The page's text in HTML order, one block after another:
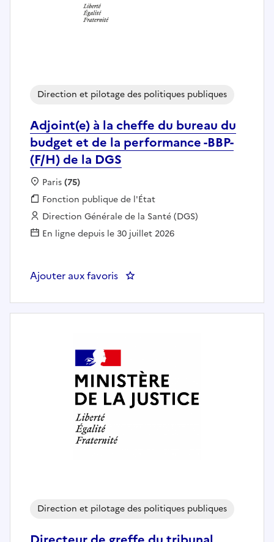
Adjoint(e) à la cheffe du bureau du
budget et de la performance -BBP-
(F/H) de la DGS
Direction et pilotage des politiques publiques
Localisation :
Paris(75)
Fonction publique :
Fonction publique de l'État
Employeur :
Direction Générale de la Santé (DGS)
En ligne depuis le 30 juillet 2026
Ajouter aux favoris : Adjoint(e) à la cheffe du
Direction et pilotage des politiques publiques